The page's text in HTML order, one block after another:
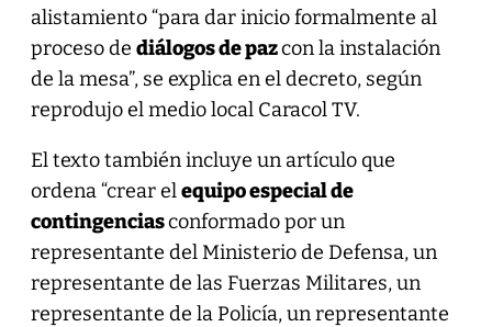
alistamiento “para dar inicio formalmente al
proceso de diálogos de pazcon la instalación
de la mesa”, se explica en el decreto, según
reprodujo el medio local Caracol TV.
El texto también incluye un artículo que
ordena “crear elequipo especial de
contingenciasconformado por un
representante del Ministerio de Defensa, un
representante de las Fuerzas Militares, un
representante de la Policía, un representante